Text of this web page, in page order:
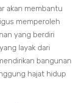
akan membantu
memperoleh
yang berdiri
layak dari
bangunan
hajat hidup